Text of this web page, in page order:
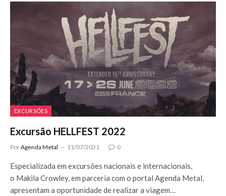
EXCURSÕES
Excursão HELLFEST 2022
PorAgenda Metal 11/07/2021 0
Especializada em excursões nacionais e internacionais,
o Makila Crowley, em parceria com o portal Agenda Metal,
apresentam a oportunidade de realizar a viagem…